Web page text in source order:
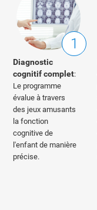
1
Diagnostic
cognitif complet:
Le programme
évalue à travers
des jeux amusants
la fonction
cognitive de
l'enfant de manière
précise.